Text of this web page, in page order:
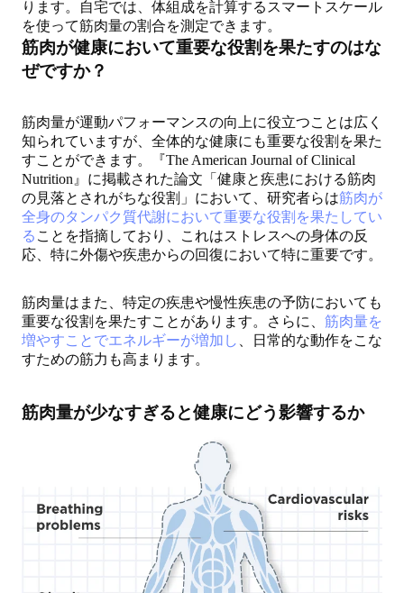
ります。自宅では、体組成を計算するスマートスケール
を使って筋肉量の割合を測定できます。
筋肉が健康において重要な役割を果たすのはな
ぜですか？
筋肉量が運動パフォーマンスの向上に役立つことは広く
知られていますが、全体的な健康にも重要な役割を果た
すことができます。『The American Journal of Clinical
Nutrition』に掲載された論文「健康と疾患における筋肉
の見落とされがちな役割」において、研究者らは筋肉が
全身のタンパク質代謝において重要な役割を果たしてい
る ことを指摘しており、これはストレスへの身体の反
応、特に外傷や疾患からの回復において特に重要です。
筋肉量はまた、特定の疾患や慢性疾患の予防においても
重要な役割を果たすことがあります。さらに、 筋肉量を
増やすことでエネルギーが増加し
、日常的な動作をこな
すための筋力も高まります。
筋肉量が少なすぎると健康にどう影響するか